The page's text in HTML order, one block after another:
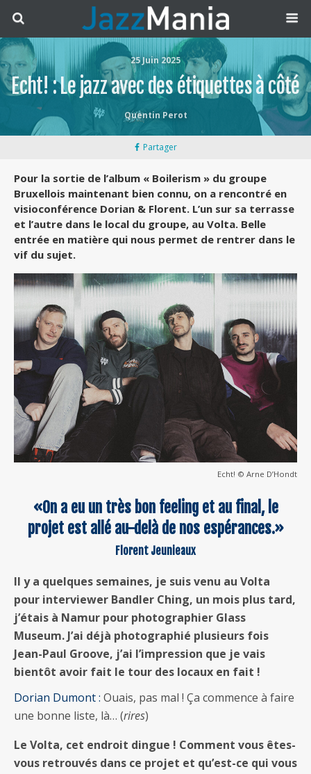
25 Juin 2025
Echt! : Le jazz avec des étiquettes à côté
Quentin Perot
Partager
Pour la sortie de l’album « Boilerism » du groupe
Bruxellois maintenant bien connu, on a rencontré en
visioconférence Dorian & Florent. L’un sur sa terrasse
et l’autre dans le local du groupe, au Volta. Belle
entrée en matière qui nous permet de rentrer dans le
vif du sujet.
Echt! © Arne D’Hondt
«On a eu un très bon feeling et au final, le
projet est allé au-delà de nos espérances.»
Florent Jeunieaux
Il y a quelques semaines, je suis venu au Volta
pour interviewer Bandler Ching, un mois plus tard,
j’étais à Namur pour photographier Glass
Museum. J’ai déjà photographié plusieurs fois
Jean-Paul Groove, j’ai l’impression que je vais
bientôt avoir fait le tour des locaux en fait !
Dorian Dumont : Ouais, pas mal ! Ça commence à faire
une bonne liste, là… (rires)
Le Volta, cet endroit dingue ! Comment vous êtes-
vous retrouvés dans ce projet et qu’est-ce qui vous